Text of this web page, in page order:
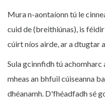
Mura n-aontaíonn tú le
cuid de (breithiúnas), is
cúirt níos airde, ar a dtugtar
Sula gcinnfidh tú achomharc
mheas an bhfuil cúiseanna
dhéanamh. D'fhéadfadh sé